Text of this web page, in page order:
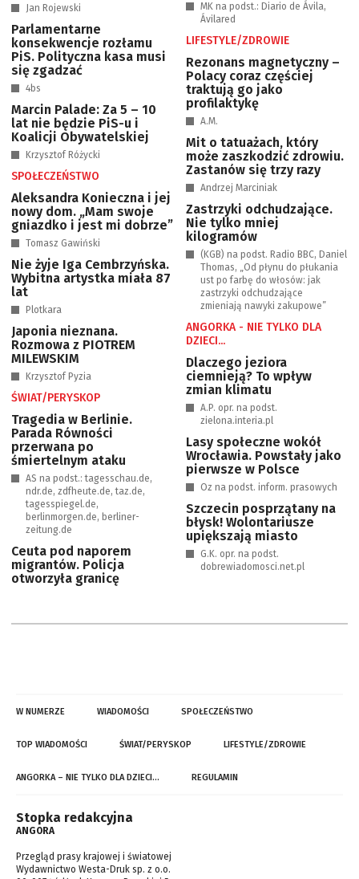
Jan Rojewski
Parlamentarne
konsekwencje rozłamu
PiS. Polityczna kasa musi
się zgadzać
4bs
Marcin Palade: Za 5 – 10
lat nie będzie PiS-u i
Koalicji Obywatelskiej
Krzysztof Różycki
SPOŁECZEŃSTWO
Aleksandra Konieczna i jej
nowy dom. „Mam swoje
gniazdko i jest mi dobrze”
Tomasz Gawiński
Nie żyje Iga Cembrzyńska.
Wybitna artystka miała 87
lat
Plotkara
Japonia nieznana.
Rozmowa z PIOTREM
MILEWSKIM
Krzysztof Pyzia
ŚWIAT/PERYSKOP
Tragedia w Berlinie.
Parada Równości
przerwana po
śmiertelnym ataku
AS na podst.: tagesschau.de,
ndr.de, zdfheute.de, taz.de,
tagesspiegel.de,
berlinmorgen.de, berliner-
zeitung.de
Ceuta pod naporem
migrantów. Policja
otworzyła granicę
MK na podst.: Diario de Ávila,
Ávilared
LIFESTYLE/ZDROWIE
Rezonans magnetyczny –
Polacy coraz częściej
traktują go jako
profilaktykę
A.M.
Mit o tatuażach, który
może zaszkodzić zdrowiu.
Zastanów się trzy razy
Andrzej Marciniak
Zastrzyki odchudzające.
Nie tylko mniej
kilogramów
(KGB) na podst. Radio BBC, Daniel
Thomas, „Od płynu do płukania
ust po farbę do włosów: jak
zastrzyki odchudzające
zmieniają nawyki zakupowe”
ANGORKA - NIE TYLKO DLA
DZIECI...
Dlaczego jeziora
ciemnieją? To wpływ
zmian klimatu
A.P. opr. na podst.
zielona.interia.pl
Lasy społeczne wokół
Wrocławia. Powstały jako
pierwsze w Polsce
Oz na podst. inform. prasowych
Szczecin posprzątany na
błysk! Wolontariusze
upiększają miasto
G.K. opr. na podst.
dobrewiadomosci.net.pl
W NUMERZE WIADOMOŚCI SPOŁECZEŃSTWO
TOP WIADOMOŚCI ŚWIAT/PERYSKOP LIFESTYLE/ZDROWIE
ANGORKA – NIE TYLKO DLA DZIECI… REGULAMIN
Stopka redakcyjna
ANGORA
Przegląd prasy krajowej i światowej
Wydawnictwo Westa-Druk sp. z o.o.